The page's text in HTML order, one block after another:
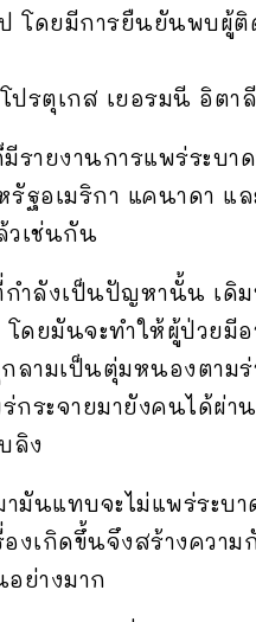
โดยมีการยืนยันพบผู้ติ
โปรตุเกส เยอรมนี อิตาลี
ายงานการแพร่ระบาด
ฐอเมริกา แคนาดา แล
วเช่นกัน
กำลังเป็นปัญหานั้น เดิ
ดยมันจะทำให้ผู้ป่วยมีอ
ามเป็นตุ่มหนองตามร่
กระจายมายังคนได้ผ่า
ลิง
มันแทบจะไม่แพร่ระบ
องเกิดขึ้นจึงสร้างความ
อย่างมาก